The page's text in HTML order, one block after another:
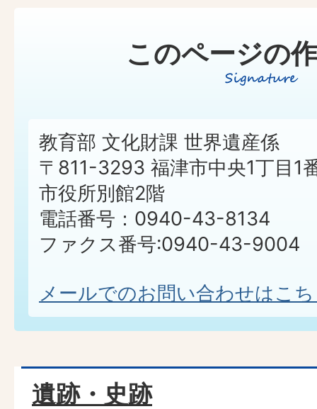
このページの
教育部 文化財課 世界遺産係
〒811-3293 福津市中央1丁目1
市役所別館2階
電話番号：0940-43-8134
ファクス番号:0940-43-9004
メールでのお問い合わせはこ
遺跡・史跡